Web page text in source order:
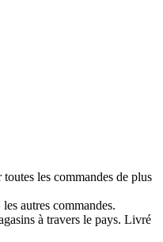
les commandes de plus
autres commandes.
à travers le pays. Livré